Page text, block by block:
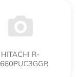
HITACHI R-